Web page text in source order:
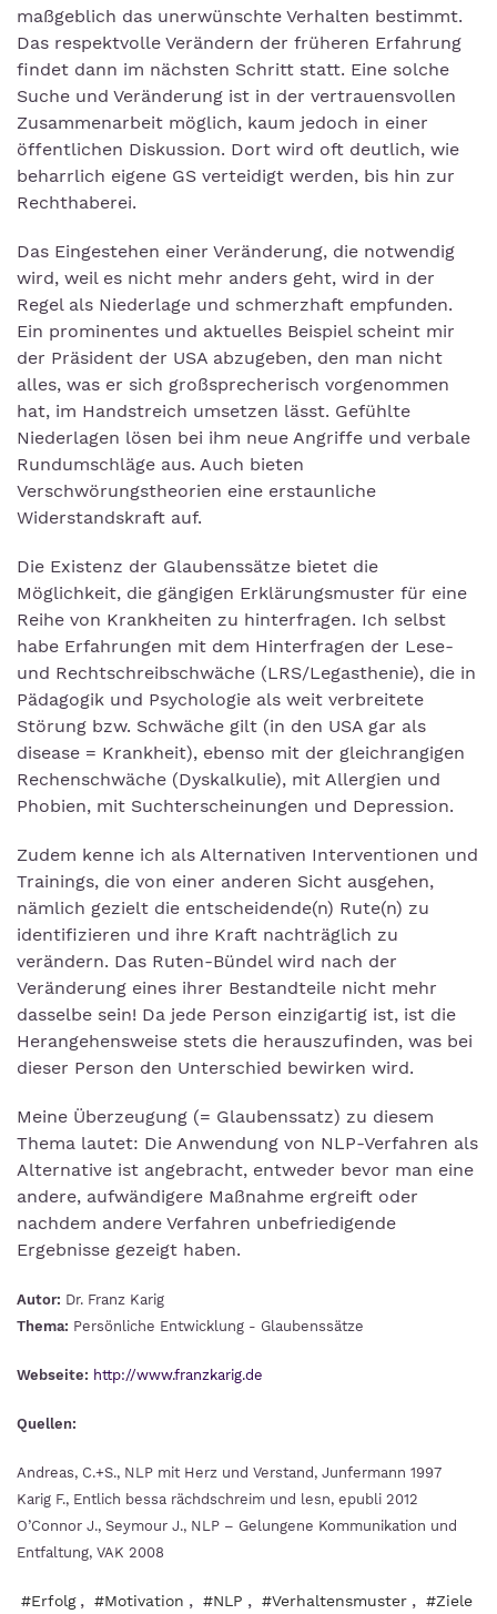
maßgeblich das unerwünschte Verhalten bestimmt.
Das respektvolle Verändern der früheren Erfahrung
findet dann im nächsten Schritt statt. Eine solche
Suche und Veränderung ist in der vertrauensvollen
Zusammenarbeit möglich, kaum jedoch in einer
öffentlichen Diskussion. Dort wird oft deutlich, wie
beharrlich eigene GS verteidigt werden, bis hin zur
Rechthaberei.
Das Eingestehen einer Veränderung, die notwendig
wird, weil es nicht mehr anders geht, wird in der
Regel als Niederlage und schmerzhaft empfunden.
Ein prominentes und aktuelles Beispiel scheint mir
der Präsident der USA abzugeben, den man nicht
alles, was er sich großsprecherisch vorgenommen
hat, im Handstreich umsetzen lässt. Gefühlte
Niederlagen lösen bei ihm neue Angriffe und verbale
Rundumschläge aus. Auch bieten
Verschwörungstheorien eine erstaunliche
Widerstandskraft auf.
Die Existenz der Glaubenssätze bietet die
Möglichkeit, die gängigen Erklärungsmuster für eine
Reihe von Krankheiten zu hinterfragen. Ich selbst
habe Erfahrungen mit dem Hinterfragen der Lese-
und Rechtschreibschwäche (LRS/Legasthenie), die in
Pädagogik und Psychologie als weit verbreitete
Störung bzw. Schwäche gilt (in den USA gar als
disease = Krankheit), ebenso mit der gleichrangigen
Rechenschwäche (Dyskalkulie), mit Allergien und
Phobien, mit Suchterscheinungen und Depression.
Zudem kenne ich als Alternativen Interventionen und
Trainings, die von einer anderen Sicht ausgehen,
nämlich gezielt die entscheidende(n) Rute(n) zu
identifizieren und ihre Kraft nachträglich zu
verändern. Das Ruten-Bündel wird nach der
Veränderung eines ihrer Bestandteile nicht mehr
dasselbe sein! Da jede Person einzigartig ist, ist die
Herangehensweise stets die herauszufinden, was bei
dieser Person den Unterschied bewirken wird.
Meine Überzeugung (= Glaubenssatz) zu diesem
Thema lautet: Die Anwendung von NLP-Verfahren als
Alternative ist angebracht, entweder bevor man eine
andere, aufwändigere Maßnahme ergreift oder
nachdem andere Verfahren unbefriedigende
Ergebnisse gezeigt haben.
Autor: Dr. Franz Karig
Thema: Persönliche Entwicklung - Glaubenssätze
Webseite: http://www.franzkarig.de
Quellen:
Andreas, C.+S., NLP mit Herz und Verstand, Junfermann 1997
Karig F., Entlich bessa rächdschreim und lesn, epubli 2012
O’Connor J., Seymour J., NLP – Gelungene Kommunikation und
Entfaltung, VAK 2008
#Erfolg , #Motivation , #NLP , #Verhaltensmuster , #Ziele